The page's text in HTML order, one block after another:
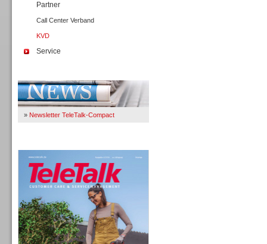
Partner
Call Center Verband
KVD
Service
» Newsletter TeleTalk-Compact